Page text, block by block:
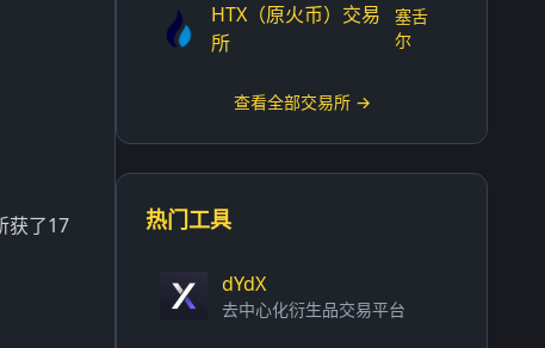
获了17
HTX（原火币）交易
所
塞舌
尔
查看全部交易所 →
热门工具
dYdX
去中心化衍生品交易平台